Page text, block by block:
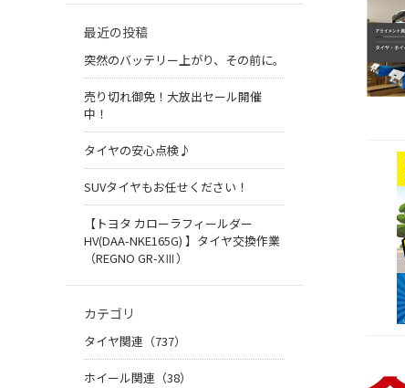
最近の投稿
突然のバッテリー上がり、その前に。
売り切れ御免！大放出セール開催
中！
タイヤの安心点検♪
SUVタイヤもお任せください！
【トヨタ カローラフィールダー
HV(DAA-NKE165G) 】タイヤ交換作業
（REGNO GR-XⅢ）
カテゴリ
タイヤ関連（737）
ホイール関連（38）